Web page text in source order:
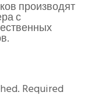
производят
с
Required